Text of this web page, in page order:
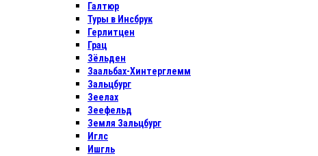
Галтюр
Туры в Инсбрук
Герлитцен
Грац
Зёльден
Заальбах-Хинтерглемм
Зальцбург
Зеелах
Зеефельд
Земля Зальцбург
Иглс
Ишгль